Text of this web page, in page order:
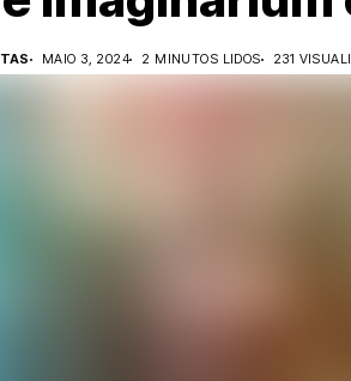
MAIO 3, 2024 2 MINUTOS LIDOS 231